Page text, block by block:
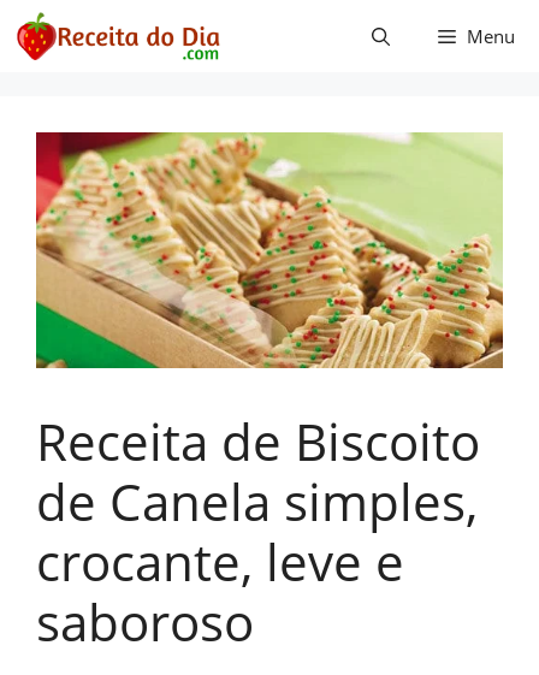
Pular
para
Menu
Receita de Biscoito
de Canela simples,
crocante, leve e
saboroso